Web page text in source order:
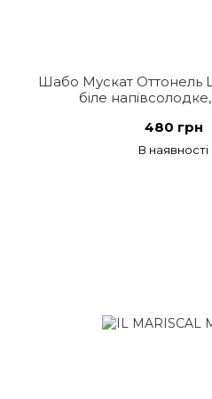
Шабо Мускат Оттонель
біле
480 грн
В наявності